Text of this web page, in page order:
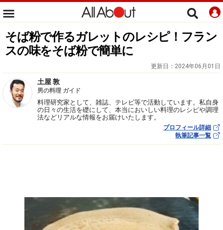
そば粉で作るガレットのレシピ！フラン
スの味をそば粉で簡単に
更新日： 2024年06月01日
土屋 敦
男の料理 ガイド
料理研究家として、雑誌、テレビ等で活動しています。私自身
の日々の生活を礎にして、本当においしい料理のレシピや調理
法などリアルな情報をお届けいたします。
プロフィール詳細
執筆記事一覧